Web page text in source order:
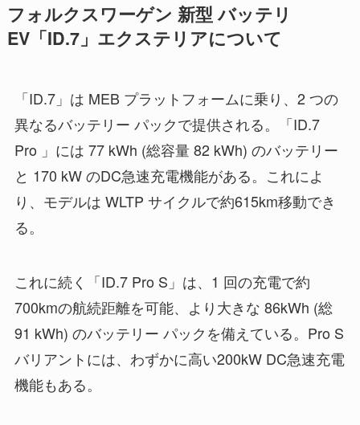
フォルクスワーゲン 新型 バッテリ
EV「ID.7」エクステリアについて
「ID.7」は MEB プラットフォームに乗り、2 つの
異なるバッテリー パックで提供される。「ID.7
Pro 」には 77 kWh (総容量 82 kWh) のバッテリー
と 170 kW のDC急速充電機能がある。これによ
り、モデルは WLTP サイクルで約615km移動でき
る。
これに続く「ID.7 Pro S」は、1 回の充電で約
700kmの航続距離を可能、より大きな 86kWh (総
91 kWh) のバッテリー パックを備えている。Pro S
バリアントには、わずかに高い200kW DC急速充電
機能もある。